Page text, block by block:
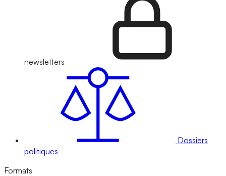
newsletters
Dossiers
politiques
Formats